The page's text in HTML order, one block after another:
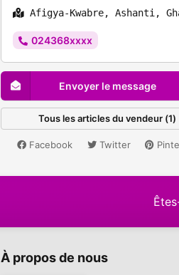
Afigya-Kwabre, Ashanti,
024368xxxx
Envoyer le message
Tous les articles du vendeur (1)
Facebook Twitter
À propos de nous